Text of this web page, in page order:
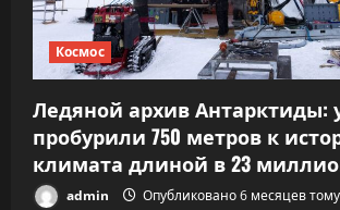
Космос
Ледяной архив Антарктиды:
пробурили 750 метров к
климата длиной в 23
admin Опубликовано 6 месяцев